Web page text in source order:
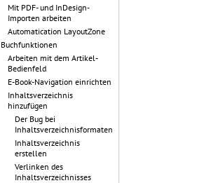
Mit PDF- und InDesign-
Importen arbeiten
Automatication LayoutZone
Buchfunktionen
Arbeiten mit dem Artikel-
Bedienfeld
E-Book-Navigation einrichten
Inhaltsverzeichnis
hinzufügen
Der Bug bei
Inhaltsverzeichnisformaten
Inhaltsverzeichnis
erstellen
Verlinken des
Inhaltsverzeichnisses